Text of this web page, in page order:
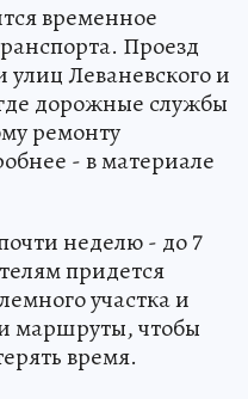
временное
Проезд
Леваневского и
дорожные службы
ремонту
- в материале
неделю - до 7
придется
участка и
маршруты, чтобы
время.